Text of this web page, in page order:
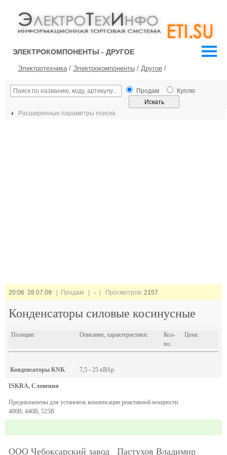
ЭЛЕКТРОКОМПОНЕНТЫ - ДРУГОЕ
Электротехника/ Электрокомпоненты / Другое /
Продам Куплю
Расширенные параметры поиска
20:06 28.07.09 | Продам | - | Просмотров: 2157
Конденсаторы силовые косинусные
Позиции: Описание, характеристики:
Кол-
во:
Цена:
Конденсаторы KNK 7,5 - 25 кВАр
ISKRA, Словения
Предназначены для установок компенсации реактивной мощности.
400В, 440В, 525В
ООО Чебоксарский завод Пастухов Владимир